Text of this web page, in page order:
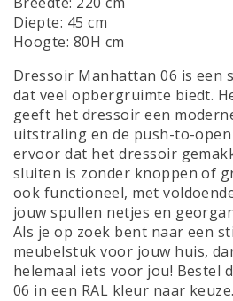
Diepte: 45 cm
Hoogte: 80H cm
Dressoir Manhattan 06 is een
dat veel opbergruimte biedt.
geeft het dressoir een
uitstraling en de push-to-
ervoor dat het dressoir
sluiten is zonder knoppen of
ook functioneel, met
jouw spullen netjes en
Als je op zoek bent naar een
meubelstuk voor jouw huis,
helemaal iets voor jou! Bestel
06 in een RAL kleur naar keuze.